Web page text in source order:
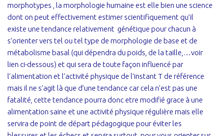
morphotypes , la morphologie humaine est elle bien une science
dont on peut effectivement estimer scientifiquement qu’il
existe une tendance relativement génétique pour chacun à
s’orienter vers tel ou tel type de morphologie de base et de
métabolisme basal (qui dépendra du poids, de la taille,…voir
lien ci-dessous) et qui sera de toute façon influencé par
l’alimentation et l’activité physique de l’instant T de référence
mais il ne s’agit là que d’une tendance car cela n’est pas une
fatalité, cette tendance pourra donc etre modifié grace à une
alimentation saine et une activité physique régulière mais elle
servira de point de départ pédagogique pour éviter les